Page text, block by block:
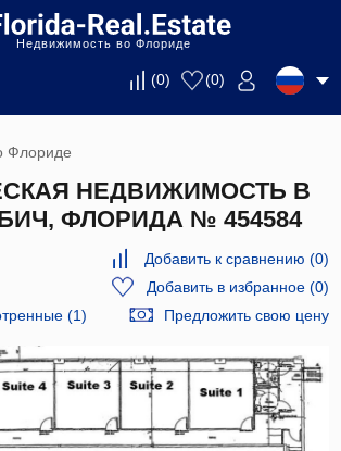
Недвижимость во Флориде
(0) (0)
Флориде
НЕДВИЖИМОСТЬ В
ФЛОРИДА № 454584
Добавить к сравнению (0)
Добавить в избранное(0)
(1)
Предложить свою цену